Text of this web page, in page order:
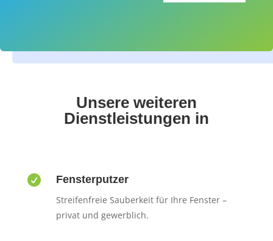
Unsere weiteren
Dienstleistungen in
 Fensterputzer
Streifenfreie Sauberkeit für Ihre Fenster –
privat und gewerblich.